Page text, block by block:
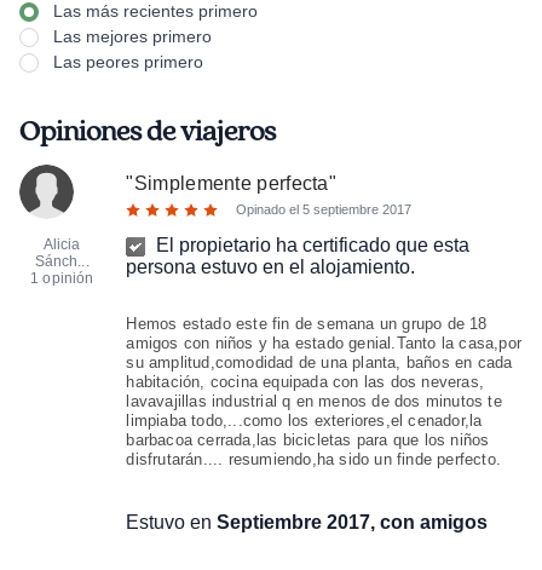
Las más recientes primero
Las mejores primero
Las peores primero
Opiniones de viajeros
Alicia
Sánch...
1 opinión
"Simplemente perfecta"
Opinado el5 septiembre 2017
El propietario ha certificado que esta
persona estuvo en el alojamiento.
Hemos estado este fin de semana un grupo de 18
amigos con niños y ha estado genial.Tanto la casa,por
su amplitud,comodidad de una planta, baños en cada
habitación, cocina equipada con las dos neveras,
lavavajillas industrial q en menos de dos minutos te
limpiaba todo,...como los exteriores,el cenador,la
barbacoa cerrada,las bicicletas para que los niños
disfrutarán.... resumiendo,ha sido un finde perfecto.
Estuvo enSeptiembre 2017, con amigos